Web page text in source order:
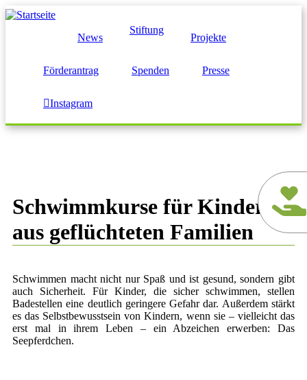
Direkt
zum
News
Stiftung
Projekte
Förderantrag Spenden Presse
Instagram
Schwimmkurse für Kinder
aus geflüchteten Familien
Schwimmen macht nicht nur Spaß und ist gesund, sondern gibt
auch Sicherheit. Für Kinder, die sicher schwimmen, stellen
Badestellen eine deutlich geringere Gefahr dar. Außerdem stärkt
es das Selbstbewusstsein von Kindern, wenn sie – vielleicht das
erst mal in ihrem Leben – ein Abzeichen erwerben: Das
Seepferdchen.